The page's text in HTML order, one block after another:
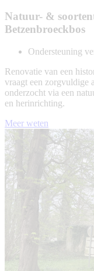
Natuur- &
Betzenbroeckbos
Ondersteuning
Renovatie van een
vraagt een zorgvuldige
onderzocht via een
en herinrichting.
Meer weten